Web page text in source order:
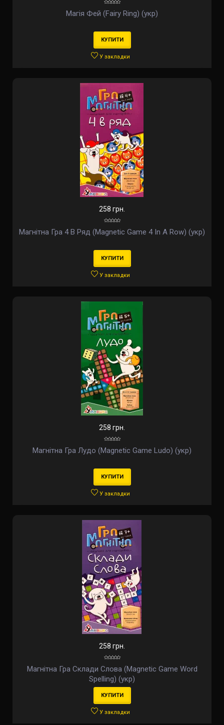
Магія Фей (Fairy Ring) (укр)
КУПИТИ
У закладки
258 грн.
Магнітна Гра 4 В Ряд (Magnetic Game 4 In A Row) (укр)
КУПИТИ
У закладки
258 грн.
Магнітна Гра Лудо (Magnetic Game Ludo) (укр)
КУПИТИ
У закладки
258 грн.
Магнітна Гра Склади Слова (Magnetic Game Word
Spelling) (укр)
КУПИТИ
У закладки